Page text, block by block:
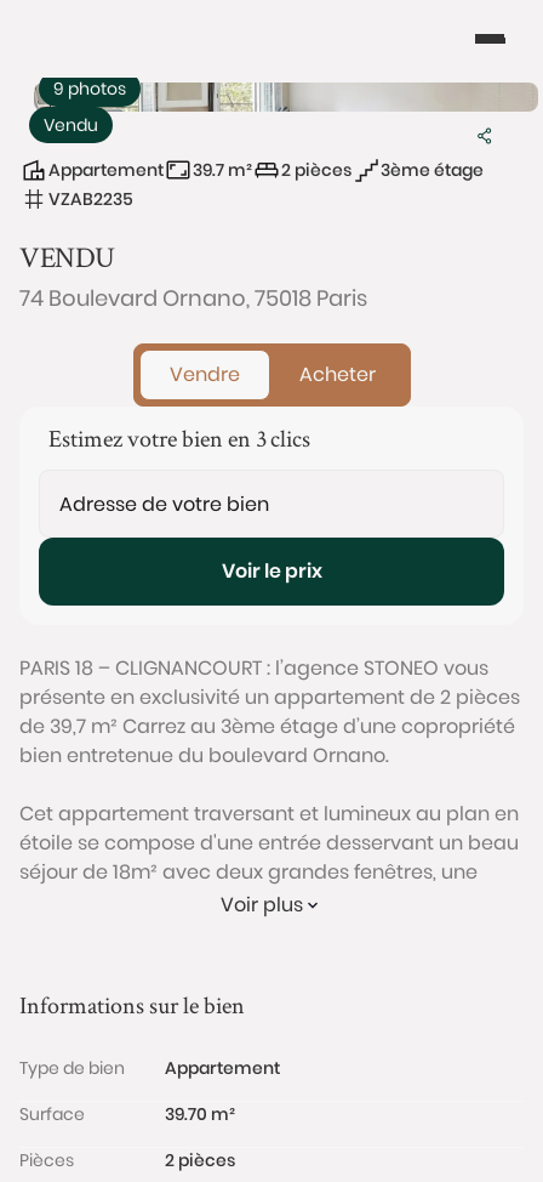
Vendu
9 photos
Appartement 39.7 m² 2 pièces
3ème étage
VZAB2235
VENDU
74 Boulevard Ornano, 75018 Paris
Vendre Acheter
Estimez votre bien en 3 clics
Voir le prix
PARIS 18 – CLIGNANCOURT : l’agence STONEO vous
présente en exclusivité un appartement de 2 pièces
de 39,7 m² Carrez au 3ème étage d’une copropriété
bien entretenue du boulevard Ornano.
Cet appartement traversant et lumineux au plan en
étoile se compose d'une entrée desservant un beau
séjour de 18m² avec deux grandes fenêtres, une
cuisine séparée, un WC et une suite avec salle
marché Ornano ainsi que les transports en commun
: station de métro Porte de Clignancourt donnant
métro) ligne 5 et 2 , RER B et D, transiliens et Eurostar.
Voir plus
Informations sur le bien
Type de bien
Appartement
Surface
39.70 m²
Pièces
2 pièces